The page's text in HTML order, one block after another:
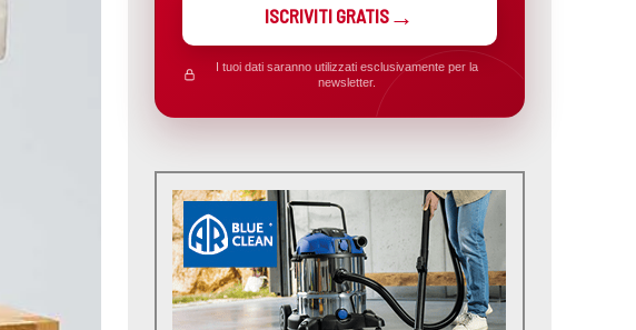
ISCRIVITI GRATIS
I tuoi dati saranno utilizzati esclusivamente per la
newsletter.